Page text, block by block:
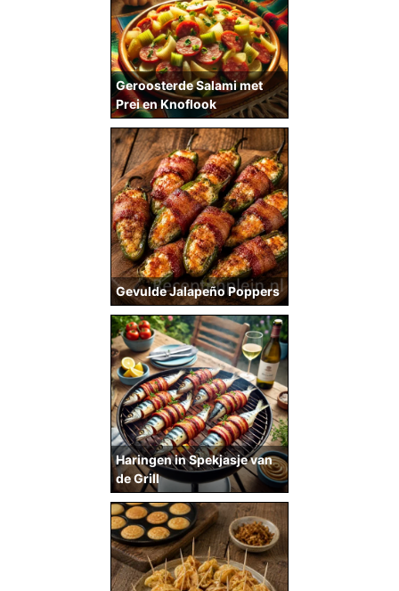
Geroosterde Salami met
Prei en Knoflook
Gevulde Jalapeño Poppers
Haringen in Spekjasje van
de Grill